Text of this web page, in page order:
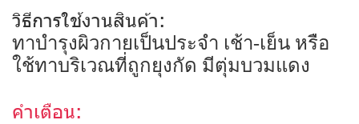
วิธีการใช้งานสินค้า:
ทาบำรุงผิวกายเป็นประจำ เช้า-เย็น หรือ
ใช้ทาบริเวณที่ถูกยุงกัด มีตุ่มบวมแดง
คำเตือน: